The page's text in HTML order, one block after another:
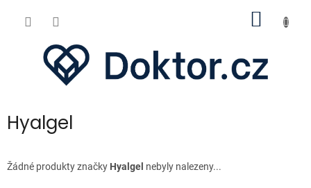
Hyalgel
Žádné produkty značky Hyalgel nebyly nalezeny...